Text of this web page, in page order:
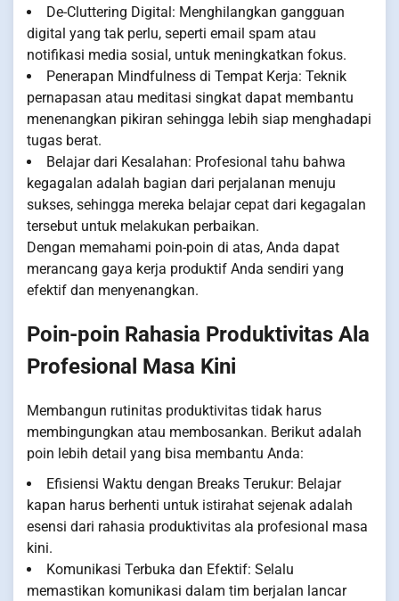
De-Cluttering Digital: Menghilangkan gangguan
digital yang tak perlu, seperti email spam atau
notifikasi media sosial, untuk meningkatkan fokus.
Penerapan Mindfulness di Tempat Kerja: Teknik
pernapasan atau meditasi singkat dapat membantu
menenangkan pikiran sehingga lebih siap menghadapi
tugas berat.
Belajar dari Kesalahan: Profesional tahu bahwa
kegagalan adalah bagian dari perjalanan menuju
sukses, sehingga mereka belajar cepat dari kegagalan
tersebut untuk melakukan perbaikan.
Dengan memahami poin-poin di atas, Anda dapat
merancang gaya kerja produktif Anda sendiri yang
efektif dan menyenangkan.
Poin-poin Rahasia Produktivitas Ala
Profesional Masa Kini
Membangun rutinitas produktivitas tidak harus
membingungkan atau membosankan. Berikut adalah
poin lebih detail yang bisa membantu Anda:
Efisiensi Waktu dengan Breaks Terukur: Belajar
kapan harus berhenti untuk istirahat sejenak adalah
esensi dari rahasia produktivitas ala profesional masa
kini.
Komunikasi Terbuka dan Efektif: Selalu
memastikan komunikasi dalam tim berjalan lancar